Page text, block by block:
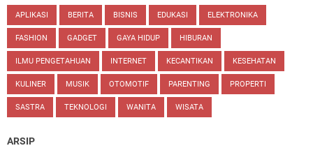
APLIKASI BERITA BISNIS EDUKASI ELEKTRONIKA
FASHION GADGET GAYA HIDUP HIBURAN
ILMU PENGETAHUAN INTERNET KECANTIKAN KESEHATAN
KULINER MUSIK OTOMOTIF PARENTING PROPERTI
SASTRA TEKNOLOGI WANITA WISATA
ARSIP